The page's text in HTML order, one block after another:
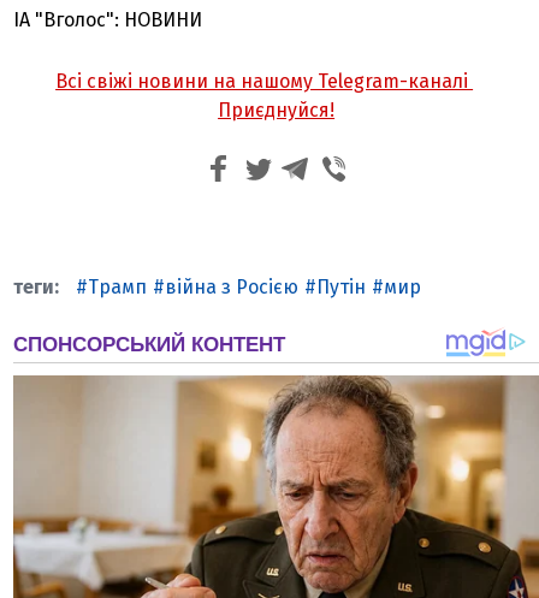
ІА "Вголос": НОВИНИ
Всі свіжі новини на нашому Telegram-каналі
Приєднуйся!
Трамп війна з Росією Путін мир